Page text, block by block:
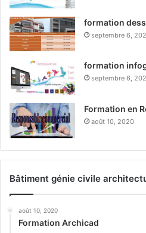
formation
septembre 6,
formation
septembre 6,
Formation en
août 10, 2020
Bâtiment génie civile
août 10, 2020
Formation Archicad